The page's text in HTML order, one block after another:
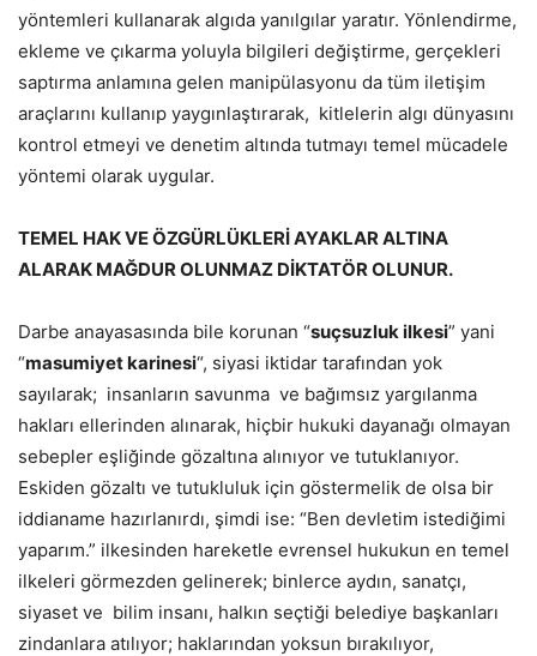
yöntemleri kullanarak algıda yanılgılar yaratır. Yönlendirme,
ekleme ve çıkarma yoluyla bilgileri değiştirme, gerçekleri
saptırma anlamına gelen manipülasyonu da tüm iletişim
araçlarını kullanıp yaygınlaştırarak, kitlelerin algı dünyasını
kontrol etmeyi ve denetim altında tutmayı temel mücadele
yöntemi olarak uygular.
TEMEL HAK VE ÖZGÜRLÜKLERİ AYAKLAR ALTINA
ALARAK MAĞDUR OLUNMAZ DİKTATÖR OLUNUR.
Darbe anayasasında bile korunan “suçsuzluk ilkesi” yani
“masumiyet karinesi“, siyasi iktidar tarafından yok
sayılarak; insanların savunma ve bağımsız yargılanma
hakları ellerinden alınarak, hiçbir hukuki dayanağı olmayan
sebepler eşliğinde gözaltına alınıyor ve tutuklanıyor.
Eskiden gözaltı ve tutukluluk için göstermelik de olsa bir
iddianame hazırlanırdı, şimdi ise: “Ben devletim istediğimi
yaparım.” ilkesinden hareketle evrensel hukukun en temel
ilkeleri görmezden gelinerek; binlerce aydın, sanatçı,
siyaset ve bilim insanı, halkın seçtiği belediye başkanları
zindanlara atılıyor; haklarından yoksun bırakılıyor,